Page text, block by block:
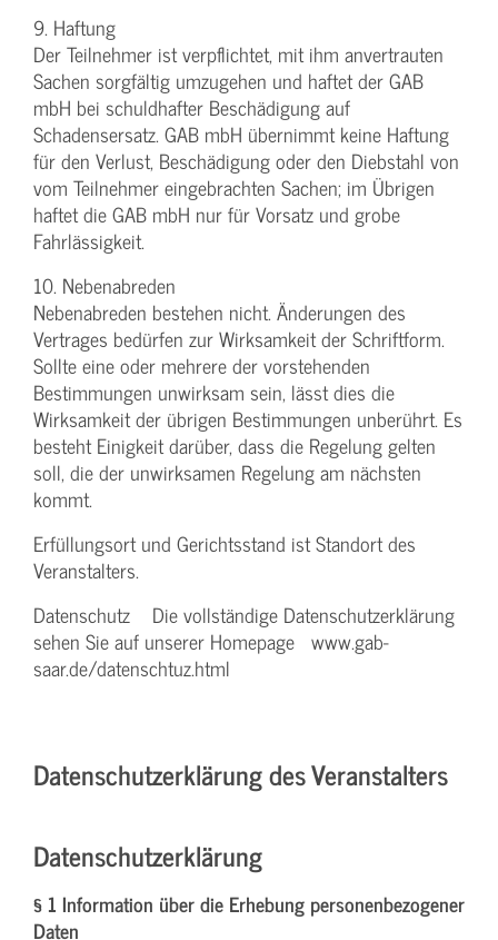
9. Haftung
Der Teilnehmer ist verpflichtet, mit ihm anvertrauten
Sachen sorgfältig umzugehen und haftet der GAB
mbH bei schuldhafter Beschädigung auf
Schadensersatz. GAB mbH übernimmt keine Haftung
für den Verlust, Beschädigung oder den Diebstahl von
vom Teilnehmer eingebrachten Sachen; im Übrigen
haftet die GAB mbH nur für Vorsatz und grobe
Fahrlässigkeit.
10. Nebenabreden
Nebenabreden bestehen nicht. Änderungen des
Vertrages bedürfen zur Wirksamkeit der Schriftform.
Sollte eine oder mehrere der vorstehenden
Bestimmungen unwirksam sein, lässt dies die
Wirksamkeit der übrigen Bestimmungen unberührt. Es
besteht Einigkeit darüber, dass die Regelung gelten
soll, die der unwirksamen Regelung am nächsten
kommt.
Erfüllungsort und Gerichtsstand ist Standort des
Veranstalters.
Datenschutz Die vollständige Datenschutzerklärung
sehen Sie auf unserer Homepage www.gab-
saar.de/datenschtuz.html
Datenschutzerklärung des Veranstalters
Datenschutzerklärung
§ 1 Information über die Erhebung personenbezogener
Daten